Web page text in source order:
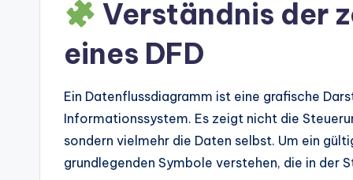
tr
Verständnis der
eines DFD
Ein Datenflussdiagramm ist eine grafische
Informationssystem. Es zeigt nicht die
sondern vielmehr die Daten selbst. Um ein
grundlegenden Symbole verstehen, die in der